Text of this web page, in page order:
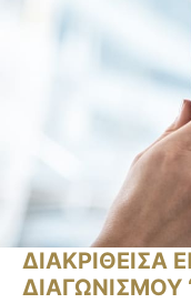
ΔΙΑΚΡΙΘΕΙΣΑ
ΔΙΑΓΩΝΙΣΜΟΥ